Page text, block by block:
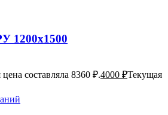
1200х1500
составляла 8360 ₽.4000 ₽Текущая